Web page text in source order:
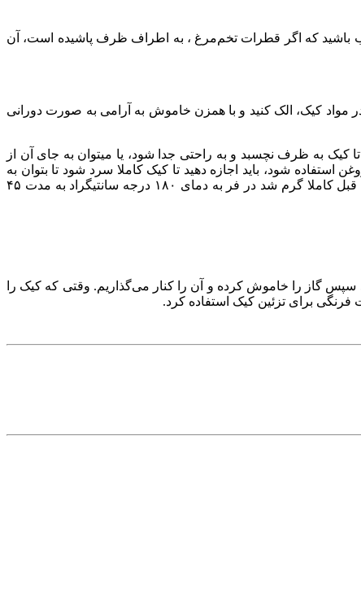
رنگ،حجیم و کش دار شود. (مراقب باشید که اگر قطرات تخم‌مرغ ، به اطراف ظرف پاشیده است، آن
در مواد کیک، الک کنید و با همزن خاموش به آرامی به‌ صورت دورانی
کیک به ظرف نچسبد و به راحتی جدا شود، یا میتوان به جای آن از
شود، باید اجازه دهید تا کیک کاملا سرد شود تا بتوان به
راحتی آن را از قالبش جدا کرد، اگر زمانیکه کیک داغ است آن را جدا کنید، کیک شما کاملا خورد میشود.) حالا کیک را در فری که از یک ربع قبل کاملا گرم شد در فر به دمای ۱۸۰ درجه سانتیگراد به مدت ۴۵
حدود ۲۰ دقیقه مواد ما نسبتا غلیظ شود و جوش بیاید. سپس گاز را خاموش کرده و آن را کنار می‌گذاریم. وقتی که کیک را
برای تزئین کیک استفاده کرد.